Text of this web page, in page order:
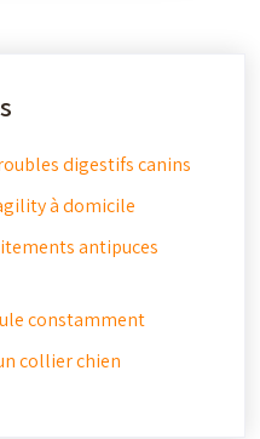
digestifs canins
à domicile
antipuces
constamment
collier chien